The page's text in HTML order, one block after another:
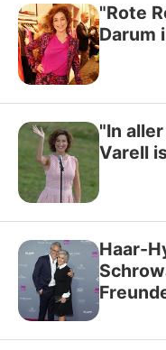
"Rote
Darum
"In
Varell
Haar-